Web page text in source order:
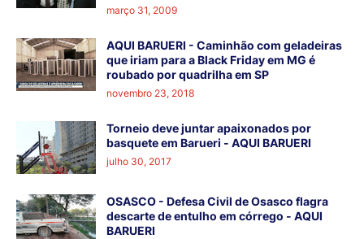
março 31, 2009
AQUI BARUERI - Caminhão com geladeiras
que iriam para a Black Friday em MG é
roubado por quadrilha em SP
novembro 23, 2018
Torneio deve juntar apaixonados por
basquete em Barueri - AQUI BARUERI
julho 30, 2017
OSASCO - Defesa Civil de Osasco flagra
descarte de entulho em córrego - AQUI
BARUERI